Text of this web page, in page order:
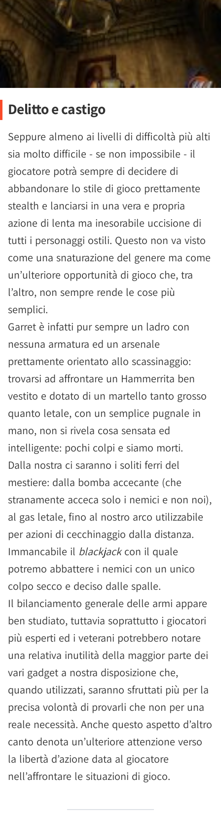
Delitto e castigo
Seppure almeno ai livelli di difficoltà più alti
sia molto difficile - se non impossibile - il
giocatore potrà sempre di decidere di
abbandonare lo stile di gioco prettamente
stealth e lanciarsi in una vera e propria
azione di lenta ma inesorabile uccisione di
tutti i personaggi ostili. Questo non va visto
come una snaturazione del genere ma come
un’ulteriore opportunità di gioco che, tra
l’altro, non sempre rende le cose più
semplici.
Garret è infatti pur sempre un ladro con
nessuna armatura ed un arsenale
prettamente orientato allo scassinaggio:
trovarsi ad affrontare un Hammerrita ben
vestito e dotato di un martello tanto grosso
quanto letale, con un semplice pugnale in
mano, non si rivela cosa sensata ed
intelligente: pochi colpi e siamo morti.
Dalla nostra ci saranno i soliti ferri del
mestiere: dalla bomba accecante (che
stranamente acceca solo i nemici e non noi),
al gas letale, fino al nostro arco utilizzabile
per azioni di cecchinaggio dalla distanza.
Immancabile il blackjackcon il quale
potremo abbattere i nemici con un unico
colpo secco e deciso dalle spalle.
Il bilanciamento generale delle armi appare
ben studiato, tuttavia soprattutto i giocatori
più esperti ed i veterani potrebbero notare
una relativa inutilità della maggior parte dei
vari gadget a nostra disposizione che,
quando utilizzati, saranno sfruttati più per la
precisa volontà di provarli che non per una
reale necessità. Anche questo aspetto d’altro
canto denota un’ulteriore attenzione verso
la libertà d’azione data al giocatore
nell’affrontare le situazioni di gioco.